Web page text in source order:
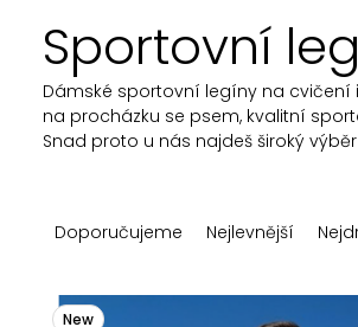
Sportovní
Dámské sportovní legíny na cvičení
na procházku se psem, kvalitní
Snad proto u nás najdeš široký
Ř
z
Doporučujeme Nejlevnější
New